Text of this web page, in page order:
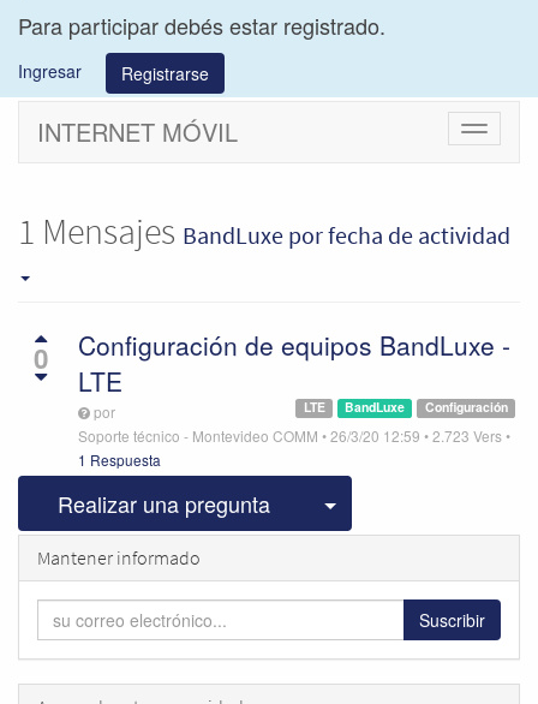
Para participar debés estar registrado.
Ingresar Registrarse
Cambiar
INTERNET MÓVIL
1 Mensajes BandLuxe por fecha de actividad
0
Configuración de equipos BandLuxe -
LTE
Configuración
BandLuxe
LTE
por
Soporte técnico - Montevideo COMM •26/3/20 12:59 •2.723 Vers•
1 Respuesta
Realizar una pregunta Seleccionar
Mantener informado
Suscribir